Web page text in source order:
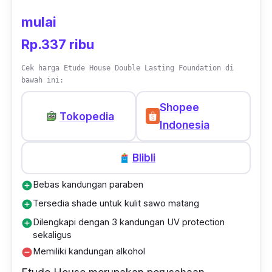
mulai
Rp.337 ribu
Cek harga Etude House Double Lasting Foundation di
bawah ini:
Tokopedia
Shopee
Indonesia
Blibli
add_circleBebas kandungan paraben
add_circleTersedia shade untuk kulit sawo matang
add_circleDilengkapi dengan 3 kandungan UV protection
sekaligus
remove_circleMemiliki kandungan alkohol